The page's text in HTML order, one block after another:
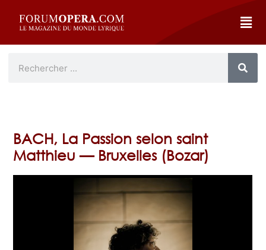
BACH, La Passion selon saint
Matthieu — Bruxelles (Bozar)